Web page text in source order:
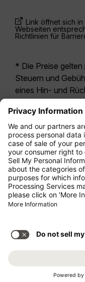
Link öffnet sich
Webseiten
Richtlinien für
* Die Preise
Steuern und
eines Hin- und
möglicherweise
Economy Class
sich i.d.R. um
Tarifoption. Es
für
Leistungen